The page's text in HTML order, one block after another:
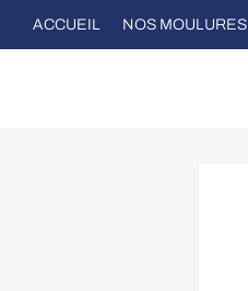
ACCUEIL NOS MOULURES